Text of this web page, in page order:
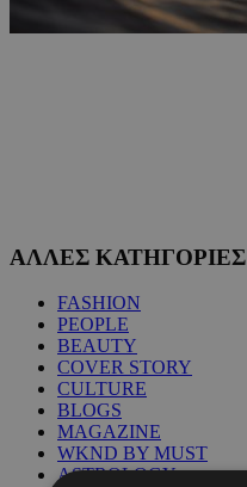
ΑΛΛΕΣ ΚΑΤΗΓΟΡΙΕΣ
FASHION
PEOPLE
BEAUTY
COVER STORY
CULTURE
BLOGS
MAGAZINE
WKND BY MUST
ASTROLOGY